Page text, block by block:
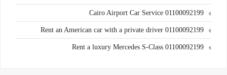
Cairo Airport Car Service 01100092199
Rent an American car with a private driver 01100092199
Rent a luxury Mercedes S-Class 01100092199